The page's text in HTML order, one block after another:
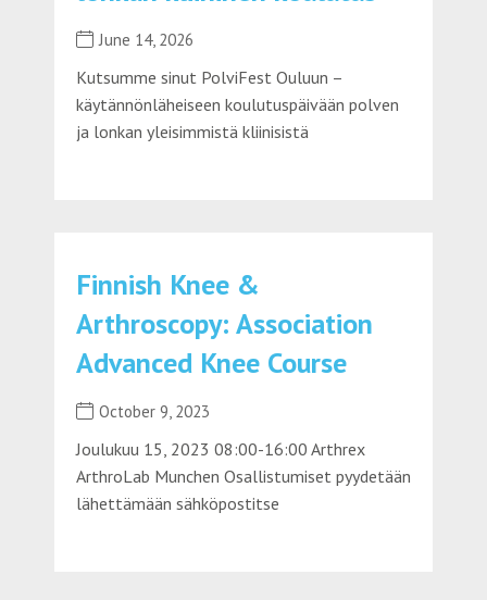
June 14, 2026
Kutsumme sinut PolviFest Ouluun –
käytännönläheiseen koulutuspäivään polven
ja lonkan yleisimmistä kliinisistä
Finnish Knee &
Arthroscopy: Association
Advanced Knee Course
October 9, 2023
Joulukuu 15, 2023 08:00-16:00 Arthrex
ArthroLab Munchen Osallistumiset pyydetään
lähettämään sähköpostitse